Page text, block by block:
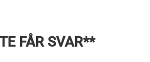
FÅR SVAR**